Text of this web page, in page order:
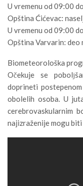
U vremenu od 09:00
Opština Ćićevac:
U vremenu od 09:00
Opština Varvarin: deo
Biometeorološka
Očekuje se
doprineti
obolelih osoba. U
cerebrovaskularnim
najizraženije mogu